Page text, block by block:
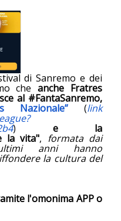
di Sanremo e dei
cheanche Fratres
al #FantaSanremo,
Nazionale” (link
) e la
la vita", formata dai
anni hanno
la cultura del
l'omonima APP o